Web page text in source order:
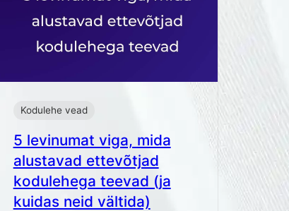
Kodulehe vead
5 levinumat viga, mida
alustavad ettevõtjad
kodulehega teevad (ja
kuidas neid vältida)